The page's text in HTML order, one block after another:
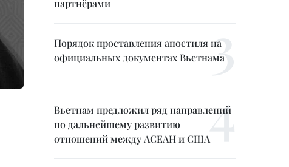
партнёрами
Порядок проставления апостиля на
официальных документах Вьетнама
Вьетнам предложил ряд направлений
по дальнейшему развитию
отношений между АСЕАН и США